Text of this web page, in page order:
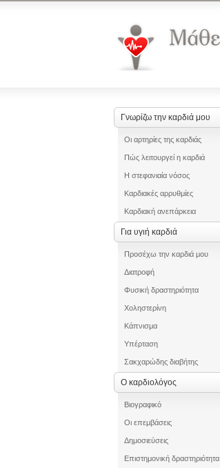
Γνωρίζω την καρδιά μου
Οι αρτηρίες της καρδιάς
Πώς λειτουργεί η καρδιά
Η στεφανιαία νόσος
Καρδιακές αρρυθμίες
Καρδιακή ανεπάρκεια
Για υγιή καρδιά
Προσέχω την καρδιά μου
Διατροφή
Φυσική δραστηριότητα
Χοληστερίνη
Κάπνισμα
Υπέρταση
Σακχαρώδης διαβήτης
Ο καρδιολόγος
Βιογραφικό
Οι επεμβάσεις
Δημοσιεύσεις
Επιστημονική δραστηριότητα